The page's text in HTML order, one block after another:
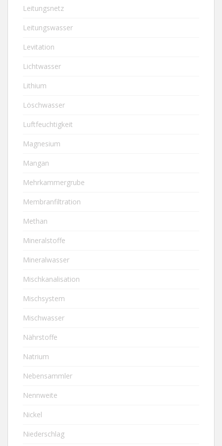
Leitungsnetz
Leitungswasser
Levitation
Lichtwasser
Lithium
Löschwasser
Luftfeuchtigkeit
Magnesium
Mangan
Mehrkammergrube
Membranfiltration
Methan
Mineralstoffe
Mineralwasser
Mischkanalisation
Mischsystem
Mischwasser
Nährstoffe
Natrium
Nebensammler
Nennweite
Nickel
Niederschlag